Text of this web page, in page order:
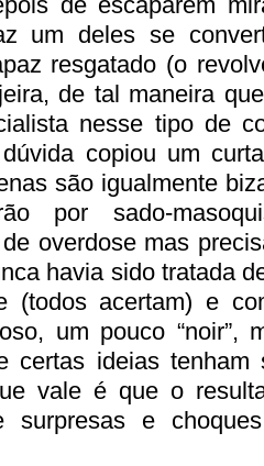
um deles se
resgatado (o
de tal maneira
nesse tipo de
copiou um
são igualmente
por sado-
overdose mas
havia sido tratada
(todos acertam) e
um pouco “noir”,
certas ideias tenham
vale é que o
surpresas e